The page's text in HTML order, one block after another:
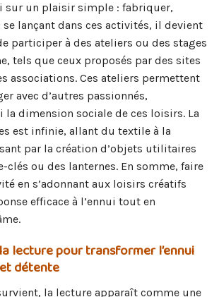
sur un plaisir simple : fabriquer,
se lançant dans ces activités, il devient
participer à des ateliers ou des stages
tels que ceux proposés par des sites
associations. Ces ateliers permettent
avec d’autres passionnés,
la dimension sociale de ces loisirs. La
est infinie, allant du textile à la
par la création d’objets utilitaires
clés ou des lanternes. En somme, faire
en s’adonnant aux loisirs créatifs
efficace à l’ennui tout en
lecture pour transformer l’ennui
détente
la lecture apparaît comme une